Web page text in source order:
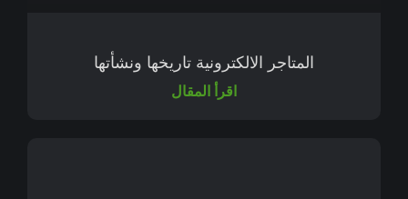
المتاجر الالكترونية تاريخها ونشأتها
اقرأ المقال